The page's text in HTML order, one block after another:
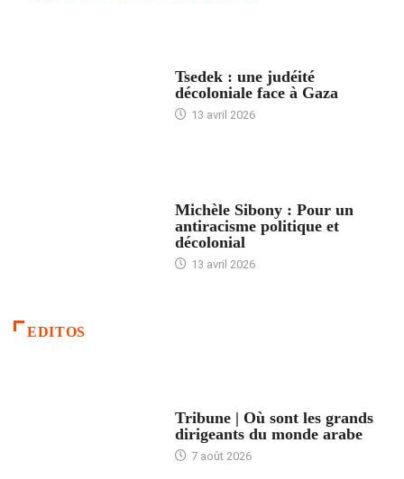
Tsedek : une judéité
décoloniale face à Gaza
13 avril 2026
Michèle Sibony : Pour un
antiracisme politique et
décolonial
13 avril 2026
EDITOS
Tribune | Où sont les grands
dirigeants du monde arabe
7 août 2026